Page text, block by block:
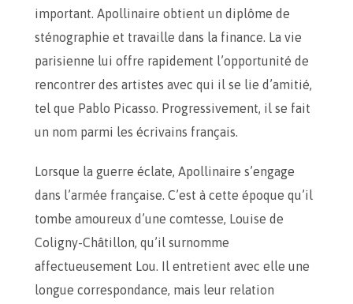
important. Apollinaire obtient un diplôme de
sténographie et travaille dans la finance. La vie
parisienne lui offre rapidement l’opportunité de
rencontrer des artistes avec qui il se lie d’amitié,
tel que Pablo Picasso. Progressivement, il se fait
un nom parmi les écrivains français.
Lorsque la guerre éclate, Apollinaire s’engage
dans l’armée française. C’est à cette époque qu’il
tombe amoureux d’une comtesse, Louise de
Coligny-Châtillon, qu’il surnomme
affectueusement Lou. Il entretient avec elle une
longue correspondance, mais leur relation